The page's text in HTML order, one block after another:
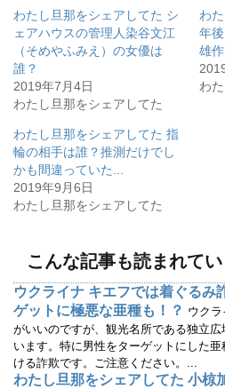
て
T
w
t
t
r
で
共
有
新
し
い
ウ
ィ
ン
ド
ウ
ま
す
o
k
で
共
有
る
に
は
ッ
ク
し
て
く
だ
さ
い
い
ウ
ィ
ン
ド
ウ
で
開
き
ま
わたし旦那をシェアしてた シ
ェアハウスの管理人染谷文江
（そめやふみえ）の女優は
誰？
2019年7月4日
わたし旦那をシェアしてた
わ
年
雄
わ
わたし旦那をシェアしてた 指
輪の相手は誰？推測だけでし
かも間違っていた...
2019年9月6日
わたし旦那をシェアしてた
こんな記事も読まれてい
ウクライナ キエフでは着ぐるみ
ゲットに極悪な亜種も！？ ウク
がいいのですが、観光名所である独立
います。特に男性をターゲットにした
ける詐欺です。ご注意ください。...
わたし旦那をシェアしてた 小椋